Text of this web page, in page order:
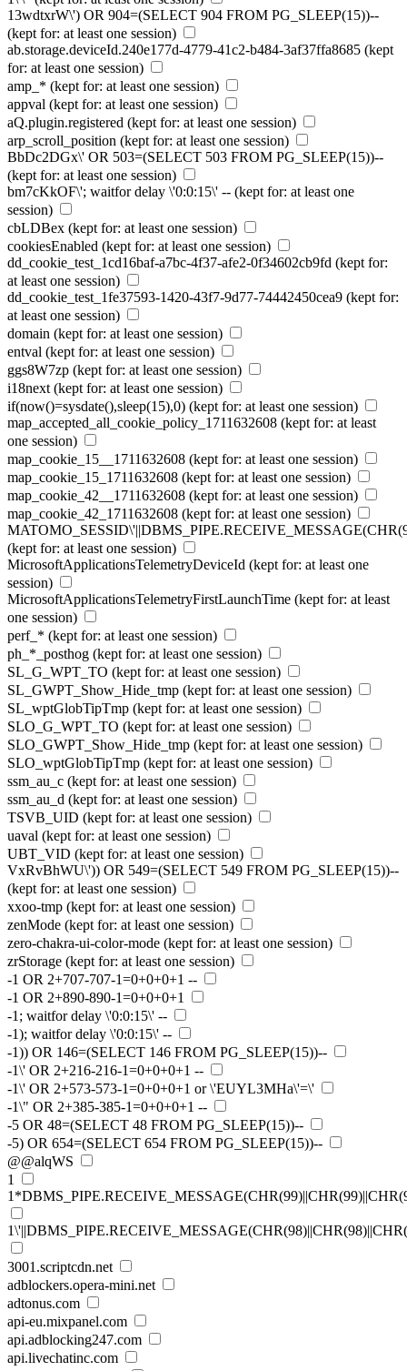
13wdtxrW\') OR 904=(SELECT 904 FROM PG_SLEEP(15))--
(kept for: at least one session)
ab.storage.deviceId.240e177d-4779-41c2-b484-3af37ffa8685 (kept
for: at least one session)
amp_* (kept for: at least one session)
appval (kept for: at least one session)
aQ.plugin.registered (kept for: at least one session)
arp_scroll_position (kept for: at least one session)
BbDc2DGx\' OR 503=(SELECT 503 FROM PG_SLEEP(15))--
(kept for: at least one session)
bm7cKkOF\'; waitfor delay \'0:0:15\' -- (kept for: at least one
session)
cbLDBex (kept for: at least one session)
cookiesEnabled (kept for: at least one session)
dd_cookie_test_1cd16baf-a7bc-4f37-afe2-0f34602cb9fd (kept for:
at least one session)
dd_cookie_test_1fe37593-1420-43f7-9d77-74442450cea9 (kept for:
at least one session)
domain (kept for: at least one session)
entval (kept for: at least one session)
ggs8W7zp (kept for: at least one session)
i18next (kept for: at least one session)
if(now()=sysdate(),sleep(15),0) (kept for: at least one session)
map_accepted_all_cookie_policy_1711632608 (kept for: at least
one session)
map_cookie_15__1711632608 (kept for: at least one session)
map_cookie_15_1711632608 (kept for: at least one session)
map_cookie_42__1711632608 (kept for: at least one session)
map_cookie_42_1711632608 (kept for: at least one session)
(kept for: at least one session)
MicrosoftApplicationsTelemetryDeviceId (kept for: at least one
session)
MicrosoftApplicationsTelemetryFirstLaunchTime (kept for: at least
one session)
perf_* (kept for: at least one session)
ph_*_posthog (kept for: at least one session)
SL_G_WPT_TO (kept for: at least one session)
SL_GWPT_Show_Hide_tmp (kept for: at least one session)
SL_wptGlobTipTmp (kept for: at least one session)
SLO_G_WPT_TO (kept for: at least one session)
SLO_GWPT_Show_Hide_tmp (kept for: at least one session)
SLO_wptGlobTipTmp (kept for: at least one session)
ssm_au_c (kept for: at least one session)
ssm_au_d (kept for: at least one session)
TSVB_UID (kept for: at least one session)
uaval (kept for: at least one session)
UBT_VID (kept for: at least one session)
VxRvBhWU\')) OR 549=(SELECT 549 FROM PG_SLEEP(15))--
(kept for: at least one session)
xxoo-tmp (kept for: at least one session)
zenMode (kept for: at least one session)
zero-chakra-ui-color-mode (kept for: at least one session)
zrStorage (kept for: at least one session)
-1 OR 2+707-707-1=0+0+0+1 --
-1 OR 2+890-890-1=0+0+0+1
-1; waitfor delay \'0:0:15\' --
-1); waitfor delay \'0:0:15\' --
-1)) OR 146=(SELECT 146 FROM PG_SLEEP(15))--
-1\' OR 2+216-216-1=0+0+0+1 --
-1\' OR 2+573-573-1=0+0+0+1 or \'EUYL3MHa\'=\'
-1\" OR 2+385-385-1=0+0+0+1 --
-5 OR 48=(SELECT 48 FROM PG_SLEEP(15))--
-5) OR 654=(SELECT 654 FROM PG_SLEEP(15))--
@@alqWS
1
3001.scriptcdn.net
adblockers.opera-mini.net
adtonus.com
api-eu.mixpanel.com
api.adblocking247.com
api.livechatinc.com